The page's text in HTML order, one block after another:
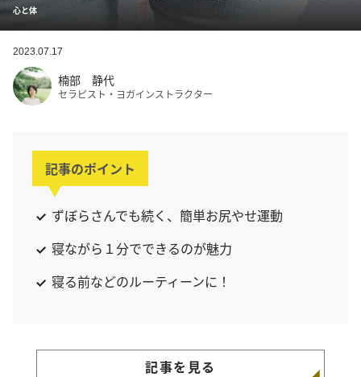
心と体
2023.07.17
楠部 静代
セラピスト・ヨガインストラクター
記事のポイント
ずぼらさんでも続く、簡単お尻やせ運動
寝ながら１分でできるのが魅力
寝る前などのルーティーンに！
記事を見る